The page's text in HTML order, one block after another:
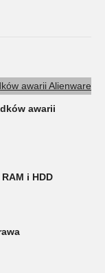
awarii
i HDD